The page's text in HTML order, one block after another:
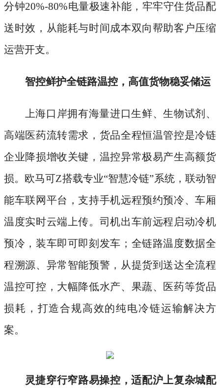
分钟20%-80%电量极速补能，牢牢守住货品配
送时效，从能耗与时间成本双向帮助客户压缩
运营开支。
智控鲜护全链路温控，高值货物稳妥储运
上海口岸拥有海量进口生鲜、生物试剂、
高端医药流转需求，货品全程恒温管控是冷链
企业降损增收关键，温控异常极易产生高额货
损。欧马可Z搭载专业“智慧冷链”系统，联动智
能车联网平台，支持手机远程预约预冷、车厢
温度实时云端上传。司机出车前远程启动冷机
预冷，装车即可即刻发车；全链路温度数据全
程溯源、异常智能预警，从提货到送达全流程
温控可控，大幅降低水产、果蔬、医药等货品
损耗，打造合规高效的纯电冷链运输解决方
案。
灵捷穿行窄路易操控，适配沪上复杂城配